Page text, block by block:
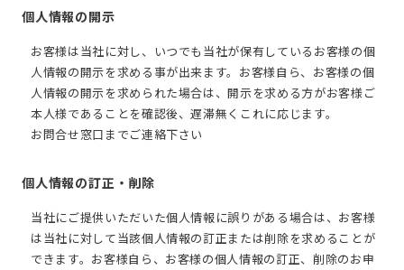
個人情報の開示
お客様は当社に対し、いつでも当社が保有しているお客様の個
人情報の開示を求める事が出来ます。お客様自ら、お客様の個
人情報の開示を求められた場合は、開示を求める方がお客様ご
本人様であることを確認後、遅滞無くこれに応じます。
お問合せ窓口までご連絡下さい
個人情報の訂正・削除
当社にご提供いただいた個人情報に誤りがある場合は、お客様
は当社に対して当該個人情報の訂正または削除を求めることが
できます。お客様自ら、お客様の個人情報の訂正、削除のお申